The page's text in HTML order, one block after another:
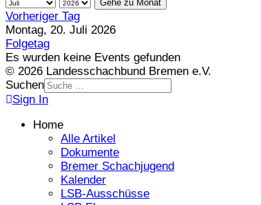
Gehe zu Monat
Vorheriger Tag
Montag, 20. Juli 2026
Folgetag
Es wurden keine Events gefunden
© 2026 Landesschachbund Bremen e.V.
Suchen
Sign In
Home
Alle Artikel
Dokumente
Bremer Schachjugend
Kalender
LSB-Ausschüsse